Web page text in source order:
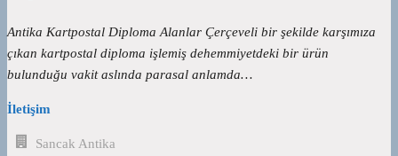
Antika Kartpostal Diploma Alanlar Çerçeveli bir şekilde karşımıza
çıkan kartpostal diploma işlemiş dehemmiyetdeki bir ürün
bulunduğu vakit aslında parasal anlamda…
İletişim
Sancak Antika